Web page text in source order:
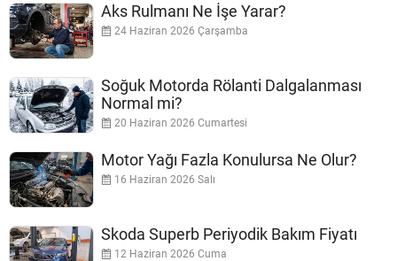
Aks Rulmanı Ne İşe Yarar?
24 Haziran 2026 Çarşamba
Soğuk Motorda Rölanti Dalgalanması
Normal mi?
20 Haziran 2026 Cumartesi
Motor Yağı Fazla Konulursa Ne Olur?
16 Haziran 2026 Salı
Skoda Superb Periyodik Bakım Fiyatı
12 Haziran 2026 Cuma